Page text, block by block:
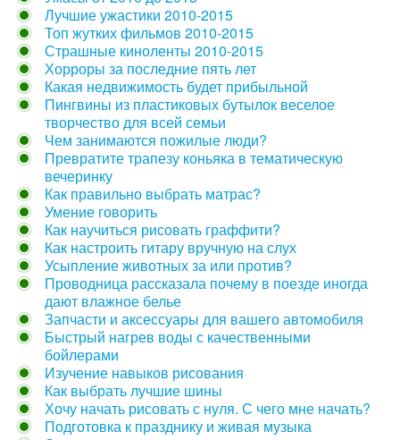
Лучшие ужастики 2010-2015
Топ жутких фильмов 2010-2015
Страшные киноленты 2010-2015
Хорроры за последние пять лет
Какая недвижимость будет прибыльной
Пингвины из пластиковых бутылок веселое
творчество для всей семьи
Чем занимаются пожилые люди?
Превратите трапезу коньяка в тематическую
вечеринку
Как правильно выбрать матрас?
Умение говорить
Как научиться рисовать граффити?
Как настроить гитару вручную на слух
Усыпление животных за или против?
Проводница рассказала почему в поезде иногда
дают влажное белье
Запчасти и аксессуары для вашего автомобиля
Быстрый нагрев воды с качественными
бойлерами
Изучение навыков рисования
Как выбрать лучшие шины
Хочу начать рисовать с нуля. С чего мне начать?
Подготовка к празднику и живая музыка